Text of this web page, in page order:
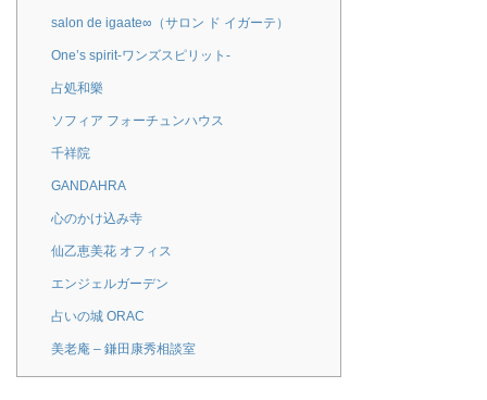
salon de igaate∞（サロン ド イガーテ）
One’s spirit-ワンズスピリット-
占処和樂
ソフィア フォーチュンハウス
千祥院
GANDAHRA
心のかけ込み寺
仙乙恵美花 オフィス
エンジェルガーデン
占いの城 ORAC
美老庵 – 鎌田康秀相談室